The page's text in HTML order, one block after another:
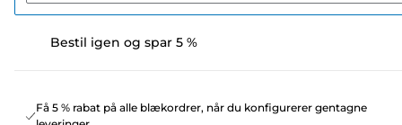
Bestil igen og spar 5 %
Få 5 % rabat på alle blækordrer, når du konfigurerer gentagne